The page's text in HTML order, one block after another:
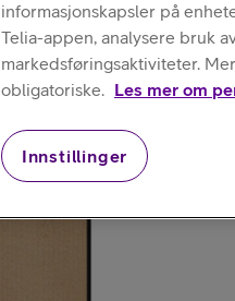
informasjonskapsler på
Telia-appen, analysere bruk
markedsføringsaktiviteter.
obligatoriske. Les mer om
Innstillinger